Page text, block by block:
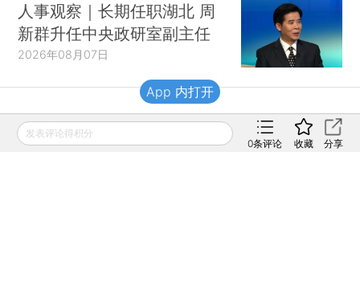
人事观察｜长期任职湖北 周
新群升任中央政研室副主任
2026年08月07日
财新移动
发表评论得积分
0条评论 收藏 分享
App 内打开